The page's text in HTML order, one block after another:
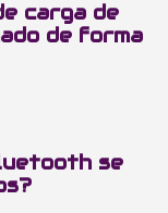
carga de
de forma
se